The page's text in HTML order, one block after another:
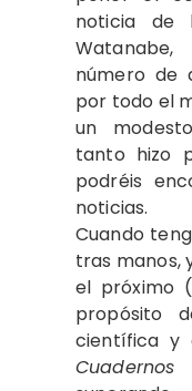
noti­cia de
número de
por todo el
un
tanto hizo
podréis
noticias.
Cuando
tras manos,
el próximo
pro­pósito
científica y